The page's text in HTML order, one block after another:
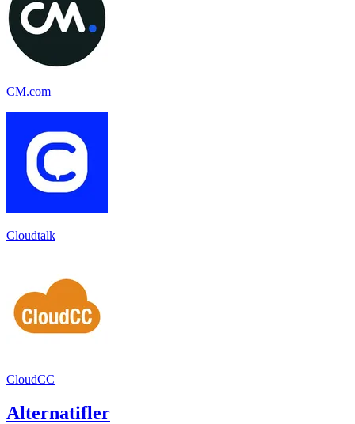
CM.com
Cloudtalk
CloudCC
Alternatifler